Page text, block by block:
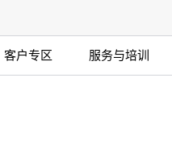
客户专区 服务与培训